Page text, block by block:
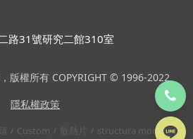
路31號研究二館310室
版權所有 COPYRIGHT © 1996-2022
隱私權政策
Custom 散熱片 structura montaj